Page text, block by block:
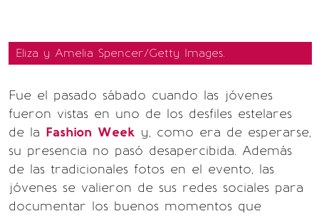
Eliza y Amelia Spencer/Getty Images.
Fue el pasado sábado cuando las jóvenes
fueron vistas en uno de los desfiles estelares
de la Fashion Week y, como era de esperarse,
su presencia no pasó desapercibida. Además
de las tradicionales fotos en el evento, las
jóvenes se valieron de sus redes sociales para
documentar los buenos momentos que